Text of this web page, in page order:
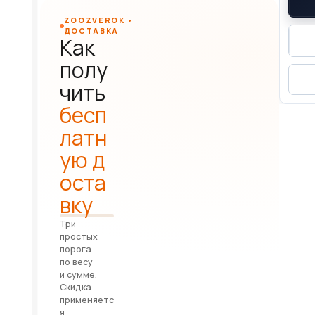
ZOOZVEROK •
ДОСТАВКА
Как
полу
чить
бесп
латн
ую д
оста
вку
Три
простых
порога
по весу
и сумме.
Скидка
применяетс
я